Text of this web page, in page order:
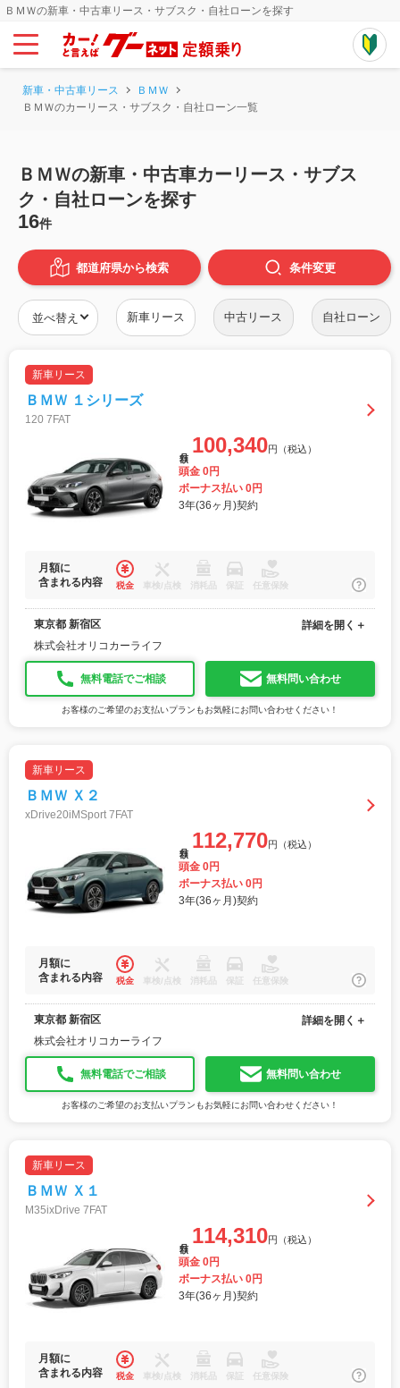
ＢＭＷの新車・中古車リース・サブスク・自社ローンを探す
新車・中古車リース
ＢＭＷ
ＢＭＷのカーリース・サブスク・自社ローン一覧
ＢＭＷの新車・中古車カーリース・サブス
ク・自社ローンを探す
16件
都道府県から検索 条件変更
新車リース 中古リース 自社ローン
新車リース
ＢＭＷ １シリーズ
120 7FAT
100,340円（税込）
頭金 0円
ボーナス払い 0円
3年(36ヶ月)契約
月額に
含まれる内容
税金 車検/点検 消耗品 保証 任意保険
東京都 新宿区
株式会社オリコカーライフ
詳細を開く＋
無料電話でご相談 無料問い合わせ
お客様のご希望のお支払いプランもお気軽にお問い合わせください！
新車リース
ＢＭＷ Ｘ２
xDrive20iMSport 7FAT
112,770円（税込）
頭金 0円
ボーナス払い 0円
3年(36ヶ月)契約
月額に
含まれる内容
税金 車検/点検 消耗品 保証 任意保険
東京都 新宿区
株式会社オリコカーライフ
詳細を開く＋
無料電話でご相談 無料問い合わせ
お客様のご希望のお支払いプランもお気軽にお問い合わせください！
新車リース
ＢＭＷ Ｘ１
M35ixDrive 7FAT
114,310円（税込）
頭金 0円
ボーナス払い 0円
3年(36ヶ月)契約
月額に
含まれる内容
税金 車検/点検 消耗品 保証 任意保険